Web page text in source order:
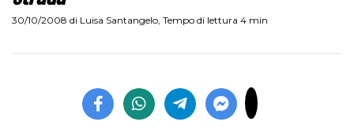
30/10/2008 di Luisa Santangelo, Tempo di lettura 4 min